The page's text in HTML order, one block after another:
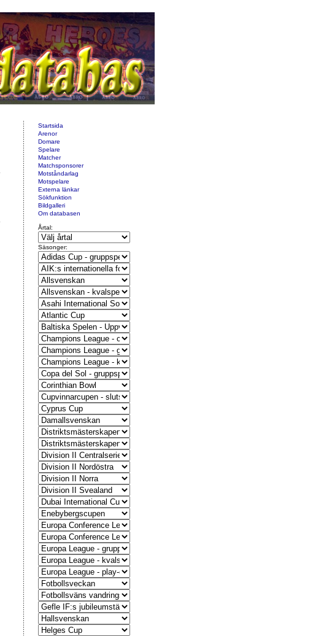
Startsida
Arenor
Domare
Spelare
Matcher
Matchsponsorer
Motståndarlag
Motspelare
Externa länkar
Sökfunktion
Bildgalleri
Om databasen
Årtal:
Säsonger: